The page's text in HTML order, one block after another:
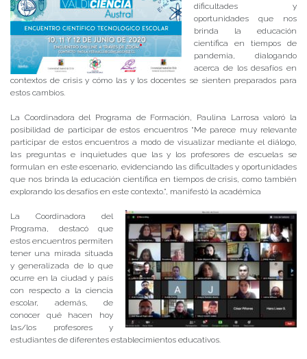
dificultades y
oportunidades que nos
brinda la educación
científica en tiempos de
pandemia, dialogando
acerca de los desafíos en
contextos de crisis y cómo las y los docentes se sienten preparados para
estos cambios.
La Coordinadora del Programa de Formación, Paulina Larrosa valoró la
posibilidad de participar de estos encuentros “Me parece muy relevante
participar de estos encuentros a modo de visualizar mediante el diálogo,
las preguntas e inquietudes que las y los profesores de escuelas se
formulan en este escenario, evidenciando las dificultades y oportunidades
que nos brinda la educación científica en tiempos de crisis, como también
explorando los desafíos en este contexto.”, manifestó la académica
La Coordinadora del
Programa, destacó que
estos encuentros permiten
tener una mirada situada
y generalizada de lo que
ocurre en la ciudad y país
con respecto a la ciencia
escolar, además, de
conocer qué hacen hoy
las/los profesores y
estudiantes de diferentes establecimientos educativos.